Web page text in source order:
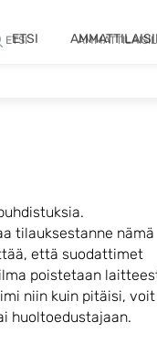
ETSI
ETSI
tilauksestanne nämä
että suodattimet
poistetaan
niin kuin pitäisi, voit
huoltoedustajaan.